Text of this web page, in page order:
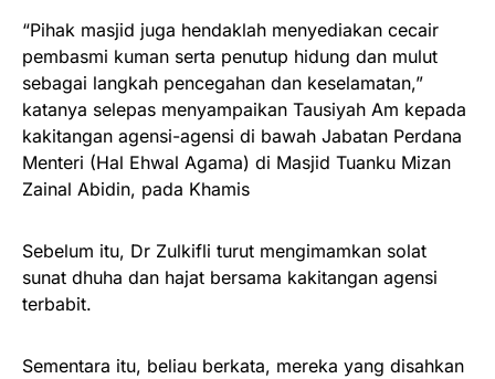
“Pihak masjid juga hendaklah menyediakan cecair
pembasmi kuman serta penutup hidung dan mulut
sebagai langkah pencegahan dan keselamatan,”
katanya selepas menyampaikan Tausiyah Am kepada
kakitangan agensi-agensi di bawah Jabatan Perdana
Menteri (Hal Ehwal Agama) di Masjid Tuanku Mizan
Zainal Abidin, pada Khamis
Sebelum itu, Dr Zulkifli turut mengimamkan solat
sunat dhuha dan hajat bersama kakitangan agensi
terbabit.
Sementara itu, beliau berkata, mereka yang disahkan